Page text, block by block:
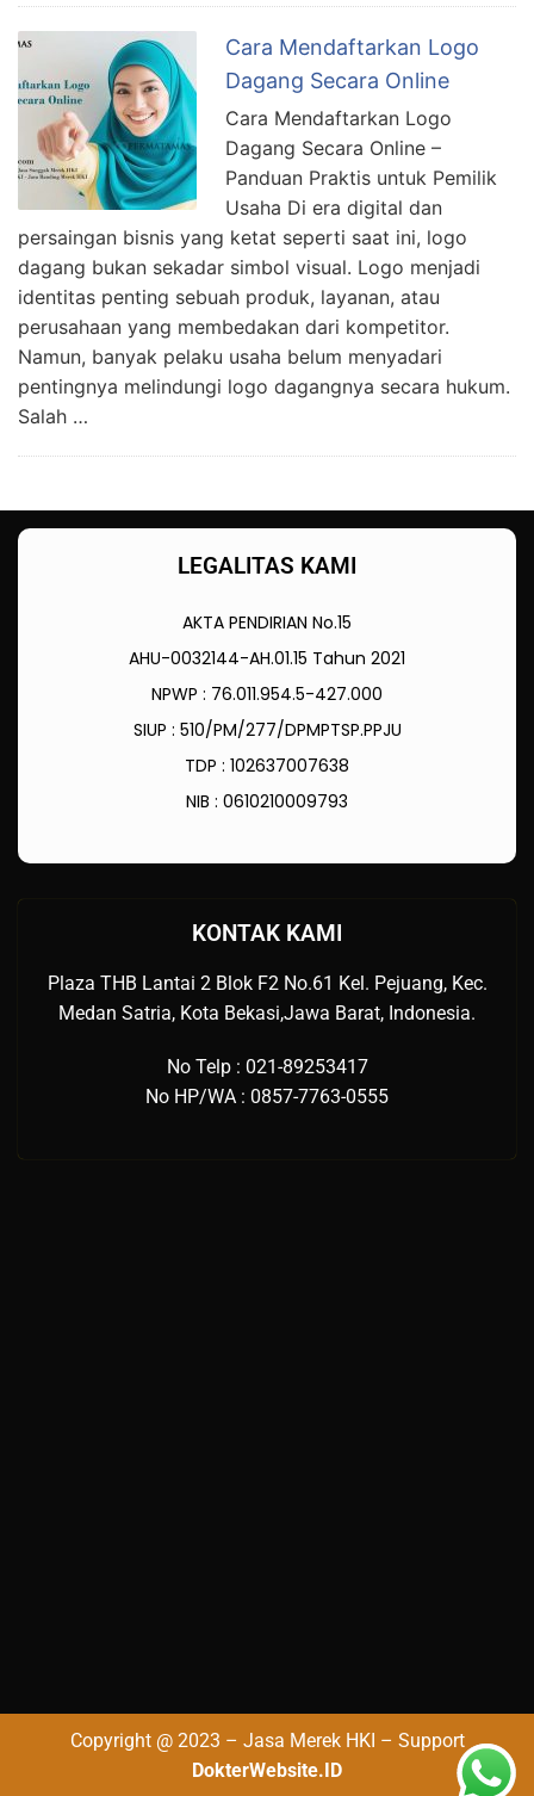
Cara Mendaftarkan Logo
Dagang Secara Online
Cara Mendaftarkan Logo
Dagang Secara Online –
Panduan Praktis untuk Pemilik
Usaha Di era digital dan
persaingan bisnis yang ketat seperti saat ini, logo
dagang bukan sekadar simbol visual. Logo menjadi
identitas penting sebuah produk, layanan, atau
perusahaan yang membedakan dari kompetitor.
Namun, banyak pelaku usaha belum menyadari
pentingnya melindungi logo dagangnya secara hukum.
Salah …
LEGALITAS KAMI
AKTA PENDIRIAN No.15
AHU-0032144-AH.01.15 Tahun 2021
NPWP : 76.011.954.5-427.000
SIUP : 510/PM/277/DPMPTSP.PPJU
TDP : 102637007638
NIB : 0610210009793
KONTAK KAMI
Plaza THB Lantai 2 Blok F2 No.61 Kel. Pejuang, Kec.
Medan Satria, Kota Bekasi,Jawa Barat, Indonesia.
No Telp : 021-89253417
No HP/WA : 0857-7763-0555
Copyright @ 2023 – Jasa Merek HKI – Support
DokterWebsite.ID